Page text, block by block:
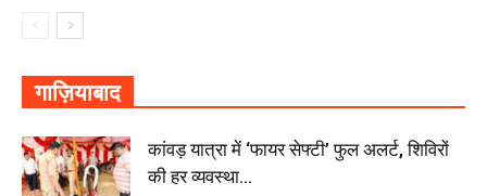
गाज़ियाबाद
कांवड़ यात्रा में ‘फायर सेफ्टी’ फुल अलर्ट, शिविरों
की हर व्यवस्था...